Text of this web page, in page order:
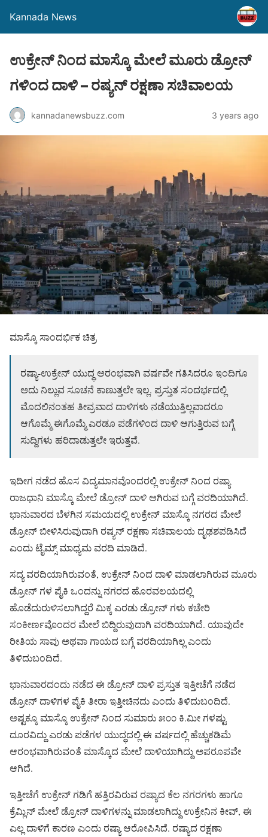
Kannada News
ಉಕ್ರೇನ್ ನಿಂದ ಮಾಸ್ಕೊ ಮೇಲೆ ಮೂರು ಡ್ರೋನ್
ಗಳಿಂದ ದಾಳಿ – ರಷ್ಯನ್ ರಕ್ಷಣಾ ಸಚಿವಾಲಯ
kannadanewsbuzz.com 3 years ago
ಮಾಸ್ಕೊ ಸಾಂದರ್ಭಿಕ ಚಿತ್ರ
ರಷ್ಯಾ-ಉಕ್ರೇನ್ ಯುದ್ಧ ಆರಂಭವಾಗಿ ವರ್ಷವೇ ಗತಿಸಿದರೂ ಇಂದಿಗೂ
ಅದು ನಿಲ್ಲುವ ಸೂಚನೆ ಕಾಣುತ್ತಲೇ ಇಲ್ಲ. ಪ್ರಸ್ತುತ ಸಂದರ್ಭದಲ್ಲಿ
ಮೊದಲಿನಂತಹ ತೀವ್ರವಾದ ದಾಳಿಗಳು ನಡೆಯುತ್ತಿಲ್ಲವಾದರೂ
ಆಗೊಮ್ಮೆ ಈಗೊಮ್ಮೆ ಎರಡೂ ಪಡೆಗಳಿಂದ ದಾಳಿ ಆಗುತ್ತಿರುವ ಬಗ್ಗೆ
ಸುದ್ದಿಗಳು ಹರಿದಾಡುತ್ತಲೇ ಇರುತ್ತವೆ.
ಇದೀಗ ನಡೆದ ಹೊಸ ವಿದ್ಯಮಾನವೊಂದರಲ್ಲಿ ಉಕ್ರೇನ್ ನಿಂದ ರಷ್ಯಾ
ರಾಜಧಾನಿ ಮಾಸ್ಕೊ ಮೇಲೆ ಡ್ರೋನ್ ದಾಳಿ ಆಗಿರುವ ಬಗ್ಗೆ ವರದಿಯಾಗಿದೆ.
ಭಾನುವಾರದ ಬೆಳಗಿನ ಸಮಯದಲ್ಲಿ ಉಕ್ರೇನ್ ಮಾಸ್ಕೊ ನಗರದ ಮೇಲೆ
ಡ್ರೋನ್ ಬೀಳಿಸಿರುವುದಾಗಿ ರಷ್ಯನ್ ರಕ್ಷಣಾ ಸಚಿವಾಲಯ ದೃಢಶಪಡಿಸಿದೆ
ಎಂದು ಟೈಮ್ಸ್ ಮಾಧ್ಯಮ ವರದಿ ಮಾಡಿದೆ.
ಸದ್ಯ ವರದಿಯಾಗಿರುವಂತೆ, ಉಕ್ರೇನ್ ನಿಂದ ದಾಳಿ ಮಾಡಲಾಗಿರುವ ಮೂರು
ಡ್ರೋನ್ ಗಳ ಪೈಕಿ ಒಂದನ್ನು ನಗರದ ಹೊರವಲಯದಲ್ಲಿ
ಹೊಡೆದುರುಳಿಸಲಾಗಿದ್ದರೆ ಮಿಕ್ಕ ಎರಡು ಡ್ರೋನ್ ಗಳು ಕಚೇರಿ
ಸಂಕೀರ್ಣವೊಂದರ ಮೇಲೆ ಬಿದ್ದಿರುವುದಾಗಿ ವರದಿಯಾಗಿದೆ. ಯಾವುದೇ
ರೀತಿಯ ಸಾವು ಅಥವಾ ಗಾಯದ ಬಗ್ಗೆ ವರದಿಯಾಗಿಲ್ಲ ಎಂದು
ತಿಳಿದುಬಂದಿದೆ.
ಭಾನುವಾರದಂದು ನಡೆದ ಈ ಡ್ರೋನ್ ದಾಳಿ ಪ್ರಸ್ತುತ ಇತ್ತೀಚೆಗೆ ನಡೆದ
ಡ್ರೋನ್ ದಾಳಿಗಳ ಪೈಕಿ ತೀರಾ ಇತ್ತೀಚಿನದು ಎಂದು ತಿಳಿದುಬಂದಿದೆ.
ಅಷ್ಟಕ್ಕೂ ಮಾಸ್ಕೊ ಉಕ್ರೇನ್ ನಿಂದ ಸುಮಾರು ೫೦೦ ಕಿ.ಮೀ ಗಳಷ್ಟು
ದೂರವಿದ್ದು ಎರಡು ಪಡೆಗಳ ಯುದ್ಧದಲ್ಲಿ ಈ ವರ್ಷದಲ್ಲಿ ಹೆಚ್ಚುಕಡಿಮೆ
ಆರಂಭವಾಗಿರುವಂತೆ ಮಾಸ್ಕೊದ ಮೇಲೆ ದಾಳಿಯಾಗಿದ್ದು ಅಪರೂಪವೇ
ಆಗಿದೆ.
ಇತ್ತೀಚೆಗೆ ಉಕ್ರೇನ್ ಗಡಿಗೆ ಹತ್ತಿರವಿರುವ ರಷ್ಯಾದ ಕೆಲ ನಗರಗಳು ಹಾಗೂ
ಕ್ರೆಮ್ಲಿನ್ ಮೇಲೆ ಡ್ರೋನ್ ದಾಳಿಗಳನ್ನು ಮಾಡಲಾಗಿದ್ದು ಉಕ್ರೇನಿನ ಕೀವ್, ಈ
ಎಲ್ಲ ದಾಳಿಗೆ ಕಾರಣ ಎಂದು ರಷ್ಯಾ ಆರೋಪಿಸಿದೆ. ರಷ್ಯಾದ ರಕ್ಷಣಾ